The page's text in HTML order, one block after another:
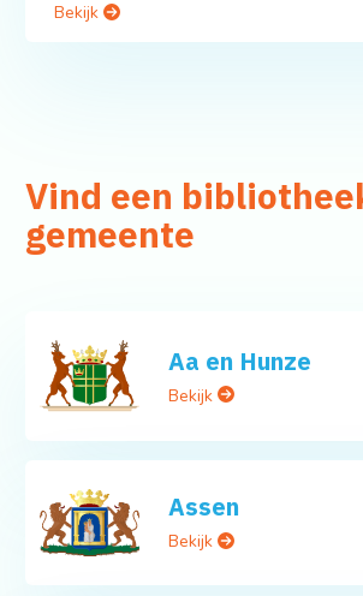
Bekijk
Vind een
gemeente
Aa en Hunze
Bekijk
Assen
Bekijk